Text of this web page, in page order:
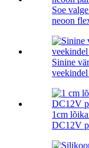
Soe
neoon
Sinine
veekindel
1cm
DC12V